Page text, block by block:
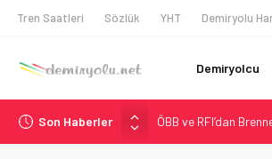
Tren Saatleri Sözlük YHT Demiryolu
Demiryolcu
Son Haberler
ÖBB ve RFI’dan
NS, Temmuz